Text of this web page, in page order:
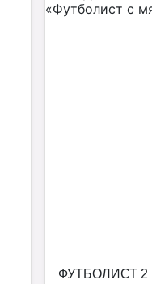
ФУТБОЛИСТ 2